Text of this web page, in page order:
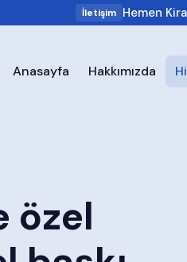
İletişim Hemen
Anasayfa Hakkımızda
özel